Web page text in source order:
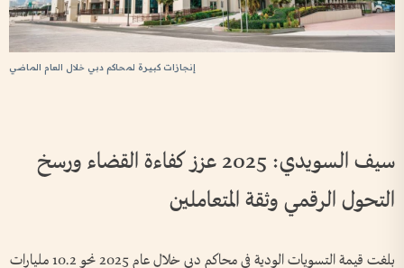
إنجازات كبيرة لمحاكم دبي خلال العام الماضي
سيف السويدي: 2025 عزز كفاءة القضاء ورسخ
التحول الرقمي وثقة المتعاملين
بلغت قيمة التسويات الودية في محاكم دبي خلال عام 2025 نحو 10.2 مليارات